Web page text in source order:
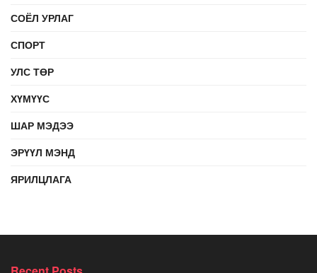
СОЁЛ УРЛАГ
СПОРТ
УЛС ТӨР
ХҮМҮҮС
ШАР МЭДЭЭ
ЭРҮҮЛ МЭНД
ЯРИЛЦЛАГА